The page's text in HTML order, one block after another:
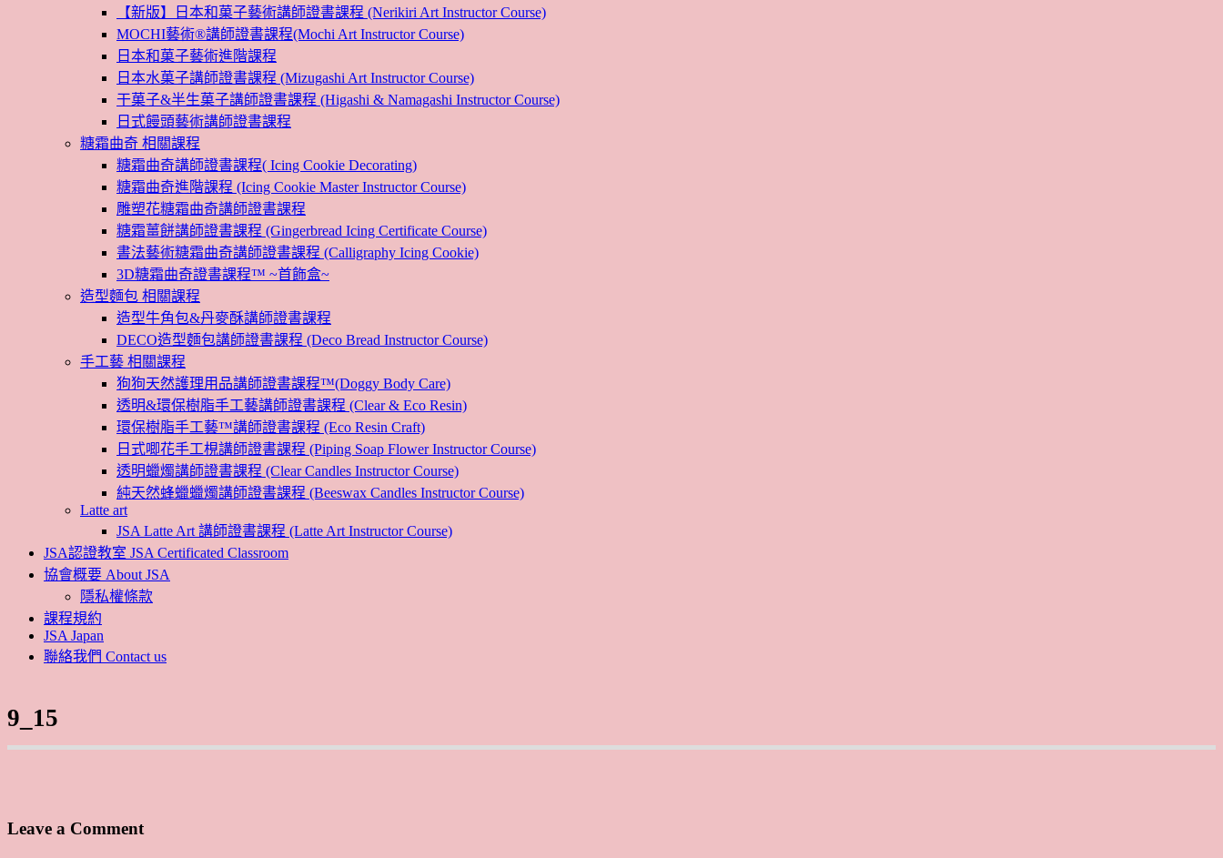
【新版】日本和菓子藝術講師證書課程 (Nerikiri Art Instructor Course)
MOCHI藝術®講師證書課程(Mochi Art Instructor Course)
日本和菓子藝術進階課程
日本水菓子講師證書課程 (Mizugashi Art Instructor Course)
干菓子&半生菓子講師證書課程 (Higashi & Namagashi Instructor Course)
日式饅頭藝術講師證書課程
糖霜曲奇 相關課程
糖霜曲奇講師證書課程( Icing Cookie Decorating)
糖霜曲奇進階課程 (Icing Cookie Master Instructor Course)
雕塑花糖霜曲奇講師證書課程
糖霜薑餅講師證書課程 (Gingerbread Icing Certificate Course)
書法藝術糖霜曲奇講師證書課程 (Calligraphy Icing Cookie)
3D糖霜曲奇證書課程™ ~首飾盒~
造型麵包 相關課程
造型牛角包&丹麥酥講師證書課程
DECO造型麵包講師證書課程 (Deco Bread Instructor Course)
手工藝 相關課程
狗狗天然護理用品講師證書課程™(Doggy Body Care)
透明&環保樹脂手工藝講師證書課程 (Clear & Eco Resin)
環保樹脂手工藝™講師證書課程 (Eco Resin Craft)
日式唧花手工梘講師證書課程 (Piping Soap Flower Instructor Course)
透明蠟燭講師證書課程 (Clear Candles Instructor Course)
純天然蜂蠟蠟燭講師證書課程 (Beeswax Candles Instructor Course)
Latte art
JSA Latte Art 講師證書課程 (Latte Art Instructor Course)
JSA認證教室 JSA Certificated Classroom
協會概要 About JSA
隱私權條款
課程規約
JSA Japan
聯絡我們 Contact us
9_15
Leave a Comment